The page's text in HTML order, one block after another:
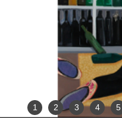
1 2 3 4 5